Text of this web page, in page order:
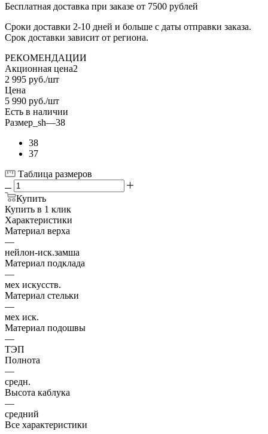
Бесплатная доставка при заказе от 7500 рублей
Сроки доставки 2-10 дней и больше с даты отправки заказа.
Срок доставки зависит от региона.
РЕКОМЕНДАЦИИ
Акционная цена2
2 995 руб./шт
Цена
5 990 руб./шт
Есть в наличии
Размер_sh—38
38
37
Таблица размеров
Купить
Купить в 1 клик
Характеристики
Материал верха
—
нейлон-иск.замша
Материал подклада
—
мех искусств.
Материал стельки
—
мех иск.
Материал подошвы
—
ТЭП
Полнота
—
средн.
Высота каблука
—
средний
Все характеристики